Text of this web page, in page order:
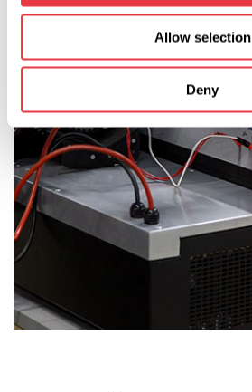
Allow selection
Deny